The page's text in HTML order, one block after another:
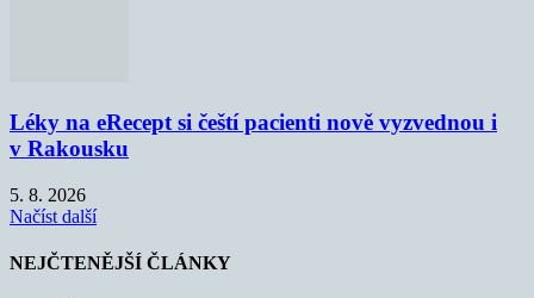
Léky na eRecept si čeští pacienti nově vyzvednou i
v Rakousku
5. 8. 2026
Načíst další
NEJČTENĚJŠÍ ČLÁNKY